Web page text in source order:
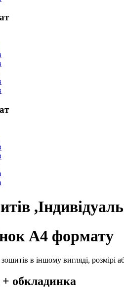
А4 формату
в іншому вигляді, розмірі
обкладинка